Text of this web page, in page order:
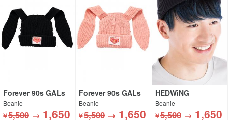
Forever 90s GALs
Beanie
￥5,500 → 1,650
Forever 90s GALs
Beanie
￥5,500→ 1,650
HEDWiNG
Beanie
￥5,500→ 1,650